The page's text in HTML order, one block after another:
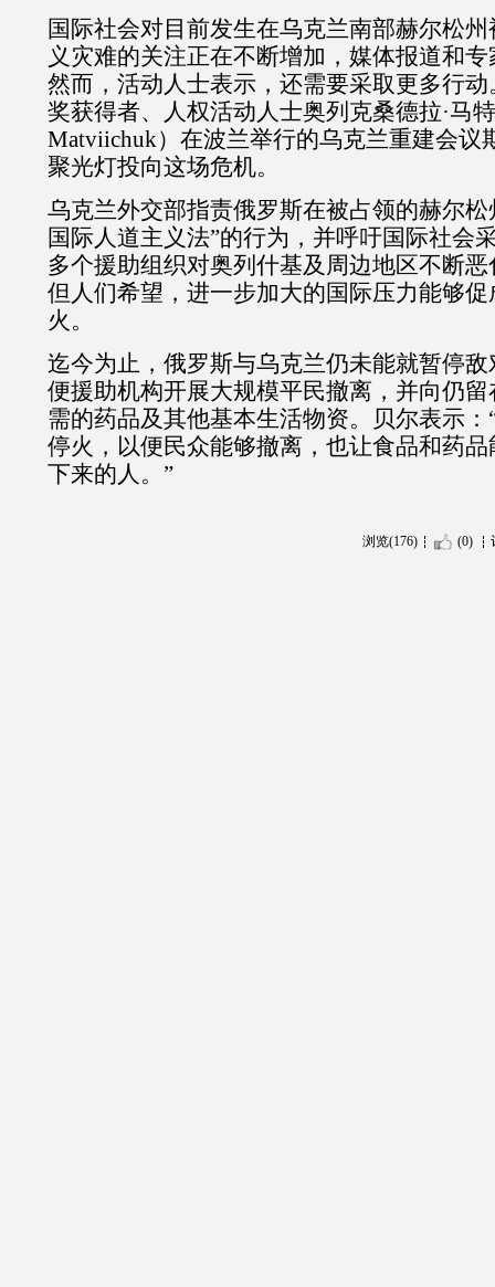
国际社会对目前发生在乌克兰南部赫尔松
义灾难的关注正在不断增加，媒体报道和
然而，活动人士表示，还需要采取更多行
奖获得者、人权活动人士奥列克桑德拉·马
Matviichuk）在波兰举行的乌克兰重建会议
聚光灯投向这场危机。
乌克兰外交部指责俄罗斯在被占领的赫尔松
国际人道主义法”的行为，并呼吁国际社会
多个援助组织对奥列什基及周边地区不断
但人们希望，进一步加大的国际压力能够
火。
迄今为止，俄罗斯与乌克兰仍未能就暂停
便援助机构开展大规模平民撤离，并向仍
需的药品及其他基本生活物资。贝尔表示：
停火，以便民众能够撤离，也让食品和药
下来的人。 ”
浏览(176) (0)